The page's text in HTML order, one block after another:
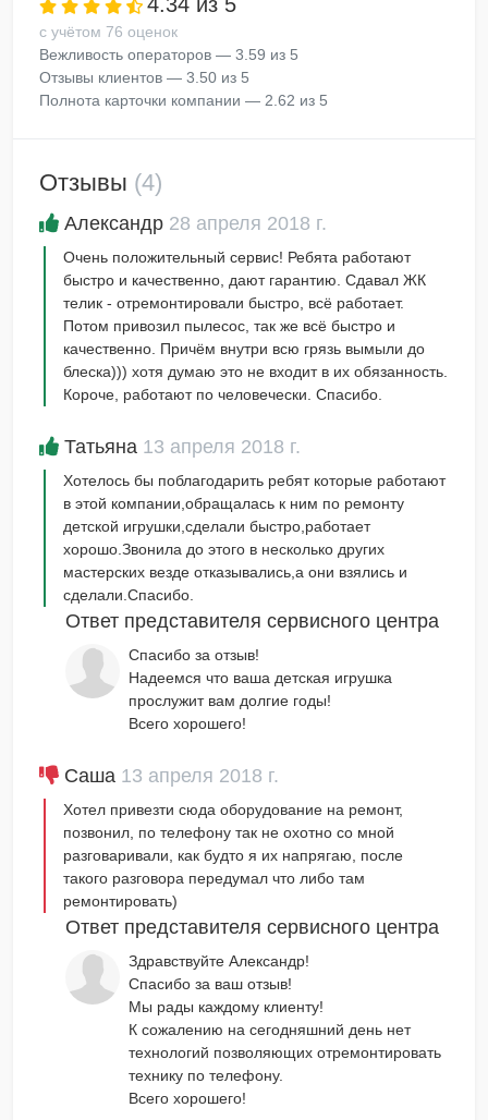
с учётом 76 оценок
Вежливость операторов — 3.59 из 5
Отзывы клиентов — 3.50 из 5
Полнота карточки компании — 2.62 из 5
Отзывы (4)
Александр 28 апреля 2018 г.
Очень положительный сервис! Ребята работают
быстро и качественно, дают гарантию. Сдавал ЖК
телик - отремонтировали быстро, всё работает.
Потом привозил пылесос, так же всё быстро и
качественно. Причём внутри всю грязь вымыли до
блеска))) хотя думаю это не входит в их обязанность.
Короче, работают по человечески. Спасибо.
Татьяна 13 апреля 2018 г.
Хотелось бы поблагодарить ребят которые работают
в этой компании,обращалась к ним по ремонту
детской игрушки,сделали быстро,работает
хорошо.Звонила до этого в несколько других
мастерских везде отказывались,а они взялись и
сделали.Спасибо.
Ответ представителя сервисного центра
Спасибо за отзыв!
Надеемся что ваша детская игрушка
прослужит вам долгие годы!
Всего хорошего!
Саша 13 апреля 2018 г.
Хотел привезти сюда оборудование на ремонт,
позвонил, по телефону так не охотно со мной
разговаривали, как будто я их напрягаю, после
такого разговора передумал что либо там
ремонтировать)
Ответ представителя сервисного центра
Здравствуйте Александр!
Спасибо за ваш отзыв!
Мы рады каждому клиенту!
К сожалению на сегодняшний день нет
технологий позволяющих отремонтировать
технику по телефону.
Всего хорошего!